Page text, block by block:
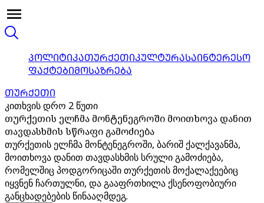
ᲞᲝᲚᲘᲢᲘᲙᲐᲗᲣᲠᲥᲔᲗᲘᲙᲣᲚᲢᲣᲠᲐᲡᲐᲘᲜᲢᲔᲠᲔᲡᲝ
ᲤᲐᲥᲢᲔᲑᲘᲛᲝᲡᲐᲖᲠᲔᲑᲐ
ᲗᲣᲠᲥᲔᲗᲘ
კითხვის დრო 2 წუთი
თურქეთის ელჩმა მონტენეგროში მოითხოვა დანით
თავდასხმის სწრაფი გამოძიება
თურქეთის ელჩმა მონტენეგროში, ბარიშ ქალქავანმა,
მოითხოვა დანით თავდასხმის სრული გამოძიება,
რომელშიც პოდგორიცაში თურქეთის მოქალაქეებიც
იყვნენ ჩართულნი, და გააფრთხილა ქსენოფობიური
განცხადებების წინააღმდეგ.